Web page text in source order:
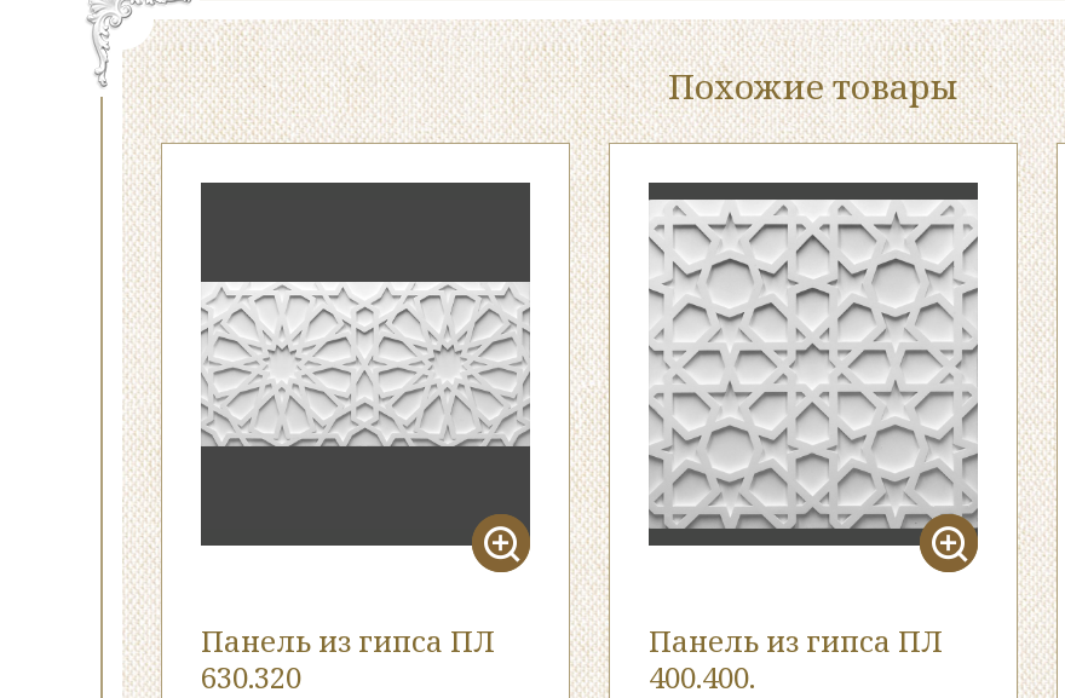
Похожие товары
Панель из гипса ПЛ
630.320
Панель из гипса ПЛ
400.400.